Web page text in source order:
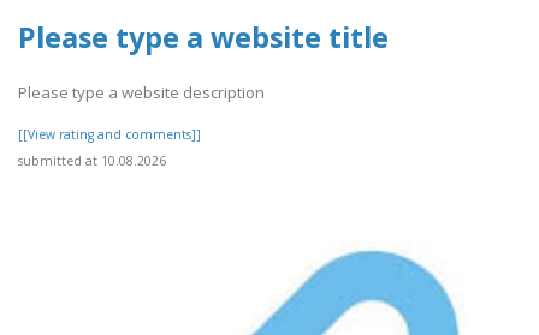
Please type a website title
Please type a website description
[[View rating and comments]]
submitted at 10.08.2026